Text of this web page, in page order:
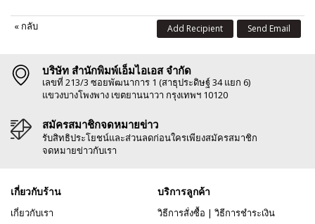
« กลับ Send Email
Add Recipient
บริษัท สำนักพิมพ์เอ็มไอเอส จำกัด
เลขที่ 213/3 ซอยพัฒนาการ 1 (สาธุประดิษฐ์ 34 แยก 6)
แขวงบางโพงพาง เขตยานนาวา กรุงเทพฯ 10120
สมัครสมาชิกจดหมายข่าว
รับสิทธิประโยชน์และส่วนลดก่อนใครเพียงสมัครสมาชิก
จดหมายข่าวกับเรา
เกี่ยวกับร้าน
เกี่ยวกับเรา
บริการลูกค้า
วิธีการสั่งซื้อ | วิธีการชำระเงิน